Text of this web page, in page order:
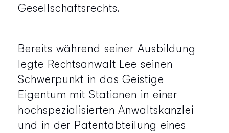
Gesellschaftsrechts.
Bereits während seiner Ausbildung
legte Rechtsanwalt Lee seinen
Schwerpunkt in das Geistige
Eigentum mit Stationen in einer
hochspezialisierten Anwaltskanzlei
und in der Patentabteilung eines